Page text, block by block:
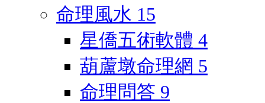
命理風水 15
星僑五術軟體 4
葫蘆墩命理網 5
命理問答 9